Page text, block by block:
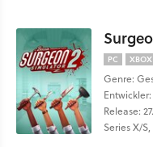
PC
Genre:
Release:
Series X/